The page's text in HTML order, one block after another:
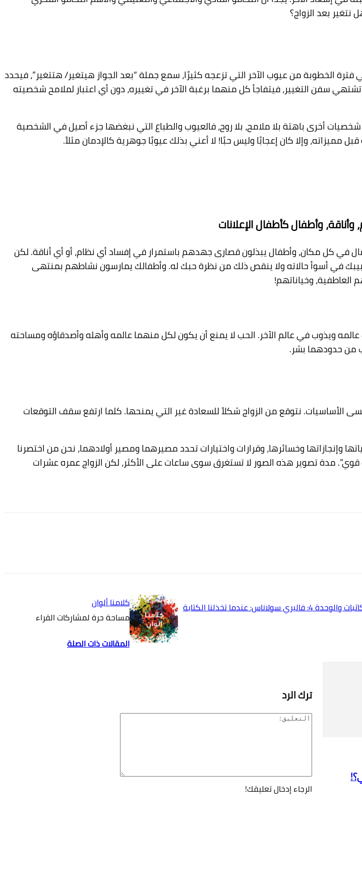
نتغير بعد الزواج؟
فترة الخطوبة من عيوب الآخر التي تزعجه كثيرًا، سمع جملة“بعد الجواز هيتغير/ هتتغير”، فيحدد
تشتهي سفن التغيير، فيتفاجأ كل منهما برغبة الآخر في تغييره، دون أي اعتبار لملامح شخصيته
أخرى باهتة بلاملامح، بلا روح، فالعيوب والطباع التي نبغضها جزء أصيل في الشخصية
وإلا كان إعجابًا وليس حبًا! لا أعني بذلك عيوبًا جوهرية كالإدمان مثلاً.
وأطفال كأطفال الإعلانات
في كل مكان، وأطفال يبذلون قصارىجهدهم باستمرار في إفساد أي نظام، أو أي أناقة. لكن
في أسوأ حالاته ولا ينقص ذلك من نظرة حبك له.وأطفالك يمارسوننشاطهم بمنتهى
العاطفية، وخياناتهم!
ويذوب في عالم الآخر. الحب لا يمنع أن يكون لكل منهما عالمهوأهله وأصدقاؤه ومساحته
من حدودهما بشر.
الأساسيات. نتوقع من الزواج شكلاً للسعادة غير التي يمنحها. كلما ارتفع سقف التوقعات
وإنجازاتها وخسائرها، وقرارات واختيارات تحدد مصيرهما ومصير أولادهما، نحن من اختصرنا
قوي”. مدة تصوير هذه الصور لا تستغرق سوى ساعاتعلى الأكثر، لكن الزواج عمره عشرات
4: فاليري سولاناس: عندما تخذلنا الكتابة
كلامنا ألوان
مساحة حرة لمشاركات القراء
المقالات ذات الصلة
ترك الرد
الرجاء إدخال تعليقك!